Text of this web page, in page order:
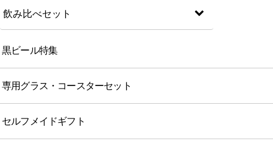
飲み比べセット
黒ビール特集
専用グラス・コースターセット
セルフメイドギフト